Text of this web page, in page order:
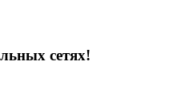
сетях!